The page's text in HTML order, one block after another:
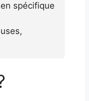
spécifique